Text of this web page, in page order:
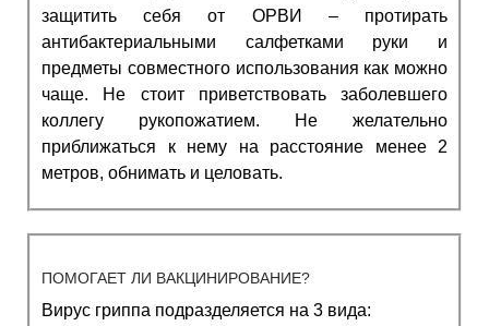
защитить себя от ОРВИ
– протирать
антибактериальными салфетками руки и
предметы совместного использования как можно
чаще. Не стоит приветствовать заболевшего
коллегу рукопожатием. Не желательно
приближаться к нему на расстояние менее 2
метров, обнимать и целовать.
ПОМОГАЕТ ЛИ ВАКЦИНИРОВАНИЕ?
Вирус гриппа подразделяется на 3 вида: